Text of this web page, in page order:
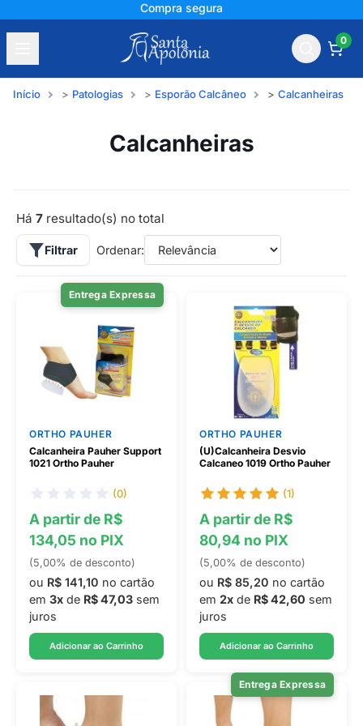
Compra segura
0
Início Patologias Esporão Calcâneo Calcanheiras
Calcanheiras
Há 7 resultado(s) no total
Filtrar Ordenar:
Entrega Expressa
ORTHO PAUHER
Calcanheira Pauher Support
1021 Ortho Pauher
(0)
A partir de R$
134,05 no PIX
(5,00% de desconto)
ou R$ 141,10 no cartão
em 3x de R$ 47,03 sem
juros
Adicionar ao Carrinho
ORTHO PAUHER
(U)Calcanheira Desvio
Calcaneo 1019 Ortho Pauher
(1)
A partir de R$
80,94 no PIX
(5,00% de desconto)
ou R$ 85,20 no cartão
em 2x de R$ 42,60 sem
juros
Adicionar ao Carrinho
Entrega Expressa